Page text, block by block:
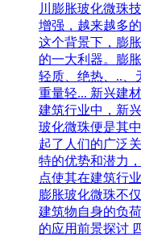
川膨胀玻化微珠
增强，越来越多
这个背景下，膨
的一大利器。膨
轻质、绝热、..、
重量轻... 新兴建
建筑行业中，新
玻化微珠便是其
起了人们的广泛
特的优势和潜力
点使其在建筑行
膨胀玻化微珠不
建筑物自身的负
的应用前景探讨